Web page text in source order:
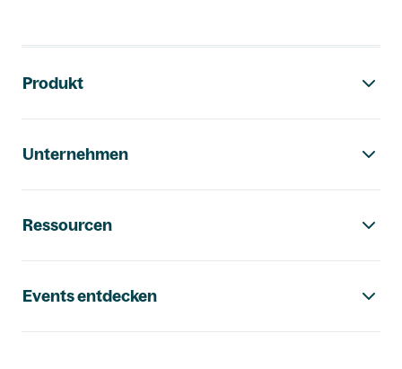
Produkt
Unternehmen
Ressourcen
Events entdecken